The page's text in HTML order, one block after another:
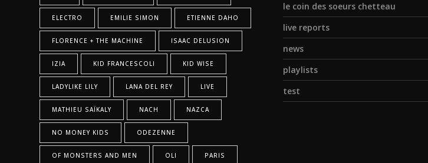
ELECTRO EMILIE SIMON ETIENNE DAHO
FLORENCE + THE MACHINE ISAAC DELUSION
IZIA KID FRANCESCOLI KID WISE
LADYLIKE LILY LANA DEL REY LIVE
MATHIEU SAÏKALY NACH NAZCA
NO MONEY KIDS ODEZENNE
OF MONSTERS AND MEN OLI PARIS
le coin des soeurs chetteau
live reports
news
playlists
test